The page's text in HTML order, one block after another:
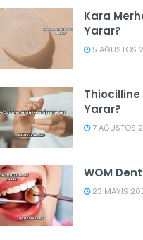
Kara
Yarar?
5 AĞUSTOS
Thiocilline
Yarar?
7 AĞUSTOS
WOM
23 MAYIS